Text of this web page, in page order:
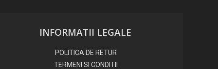
INFORMATII LEGALE
POLITICA DE RETUR
TERMENI SI CONDITII